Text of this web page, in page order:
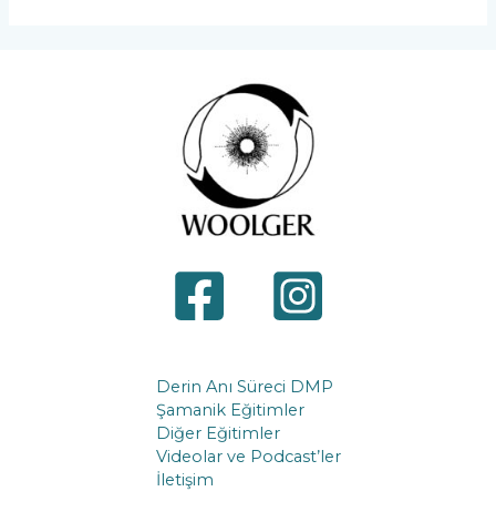
Derin Anı Süreci DMP
Şamanik Eğitimler
Diğer Eğitimler
Videolar ve Podcast’ler
İletişim